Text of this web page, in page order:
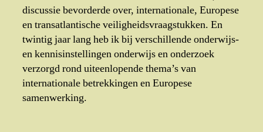
discussie bevorderde over, internationale, Europese
en transatlantische veiligheidsvraagstukken. En
twintig jaar lang heb ik bij verschillende onderwijs-
en kennisinstellingen onderwijs en onderzoek
verzorgd rond uiteenlopende thema’s van
internationale betrekkingen en Europese
samenwerking.